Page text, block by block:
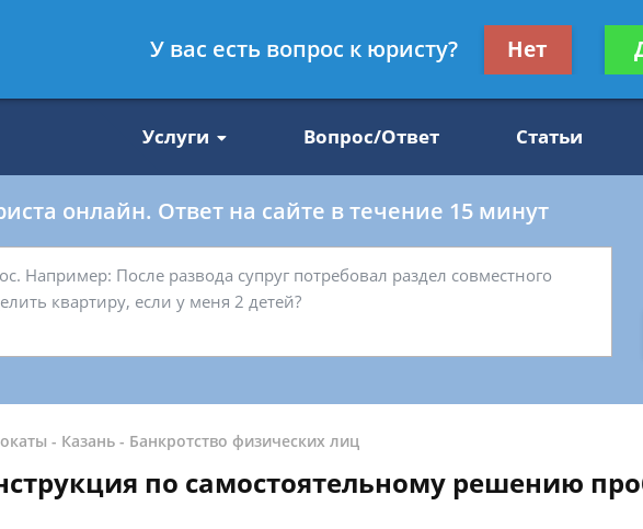
8 812 509-27-47
Получите
Услуги Вопрос/Ответ Статьи
онлайн. Ответ на сайте в течение 15 минут
- Казань - Банкротство физических лиц
по самостоятельному решению
У вас есть вопрос к юристу? Нет